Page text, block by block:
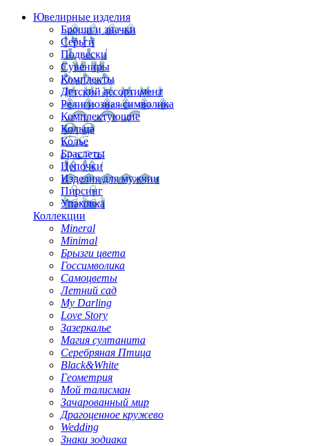
Ювелирные изделия
Броши и значки
Серьги
Подвески
Сувениры
Комплекты
Детский ассортимент
Религиозная символика
Комплектующие
Кольца
Колье
Браслеты
Цепочки
Изделия для мужчин
Пирсинг
Упаковка
Коллекции
Mineral
Minimal
Брызги цвета
Госсимволика
Самоцветы
Летний сад
My Darling
Love Story
Зазеркалье
Магия султанита
Серебряная Птица
Black&White
Геометрия
Мой талисман
Зачарованный мир
Драгоценное кружево
Wedding
Знаки зодиака